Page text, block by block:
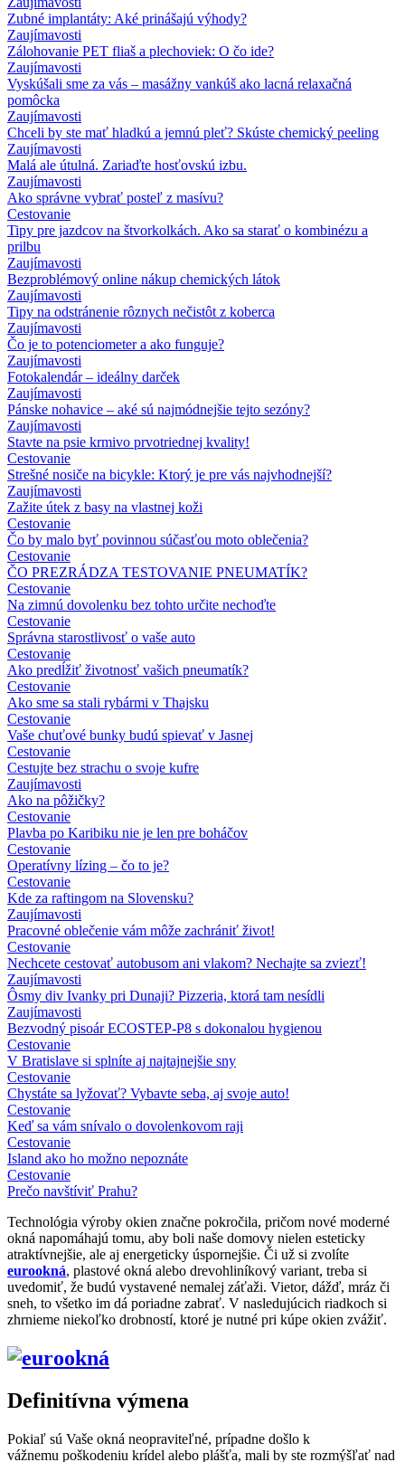
Zubné implantáty: Aké prinášajú výhody?
Zaujímavosti
Zálohovanie PET fliaš a plechoviek: O čo ide?
Zaujímavosti
Vyskúšali sme za vás – masážny vankúš ako lacná relaxačná
pomôcka
Zaujímavosti
Chceli by ste mať hladkú a jemnú pleť? Skúste chemický peeling
Zaujímavosti
Malá ale útulná. Zariaďte hosťovskú izbu.
Zaujímavosti
Ako správne vybrať posteľ z masívu?
Cestovanie
Tipy pre jazdcov na štvorkolkách. Ako sa starať o kombinézu a
prilbu
Zaujímavosti
Bezproblémový online nákup chemických látok
Zaujímavosti
Tipy na odstránenie rôznych nečistôt z koberca
Zaujímavosti
Čo je to potenciometer a ako funguje?
Zaujímavosti
Fotokalendár – ideálny darček
Zaujímavosti
Pánske nohavice – aké sú najmódnejšie tejto sezóny?
Zaujímavosti
Stavte na psie krmivo prvotriednej kvality!
Cestovanie
Strešné nosiče na bicykle: Ktorý je pre vás najvhodnejší?
Zaujímavosti
Zažite útek z basy na vlastnej koži
Cestovanie
Čo by malo byť povinnou súčasťou moto oblečenia?
Cestovanie
ČO PREZRÁDZA TESTOVANIE PNEUMATÍK?
Cestovanie
Na zimnú dovolenku bez tohto určite nechoďte
Cestovanie
Správna starostlivosť o vaše auto
Cestovanie
Ako predĺžiť životnosť vašich pneumatík?
Cestovanie
Ako sme sa stali rybármi v Thajsku
Cestovanie
Vaše chuťové bunky budú spievať v Jasnej
Cestovanie
Cestujte bez strachu o svoje kufre
Zaujímavosti
Ako na pôžičky?
Cestovanie
Plavba po Karibiku nie je len pre boháčov
Cestovanie
Operatívny lízing – čo to je?
Cestovanie
Kde za raftingom na Slovensku?
Zaujímavosti
Pracovné oblečenie vám môže zachrániť život!
Cestovanie
Nechcete cestovať autobusom ani vlakom? Nechajte sa zviezť!
Zaujímavosti
Ôsmy div Ivanky pri Dunaji? Pizzeria, ktorá tam nesídli
Zaujímavosti
Bezvodný pisoár ECOSTEP-P8 s dokonalou hygienou
Cestovanie
V Bratislave si splníte aj najtajnejšie sny
Cestovanie
Chystáte sa lyžovať? Vybavte seba, aj svoje auto!
Cestovanie
Keď sa vám snívalo o dovolenkovom raji
Cestovanie
Island ako ho možno nepoznáte
Cestovanie
Prečo navštíviť Prahu?
Technológia výroby okien značne pokročila, pričom nové moderné
okná napomáhajú tomu, aby boli naše domovy nielen esteticky
atraktívnejšie, ale aj energeticky úspornejšie. Či už si zvolíte
eurookná, plastové okná alebo drevohliníkový variant, treba si
uvedomiť, že budú vystavené nemalej záťaži. Vietor, dážď, mráz či
sneh, to všetko im dá poriadne zabrať. V nasledujúcich riadkoch si
zhrnieme niekoľko drobností, ktoré je nutné pri kúpe okien zvážiť.
Definitívna výmena
Pokiaľ sú Vaše okná neopraviteľné, prípadne došlo k
vážnemu poškodeniu krídel alebo plášťa, mali by ste rozmýšľať nad